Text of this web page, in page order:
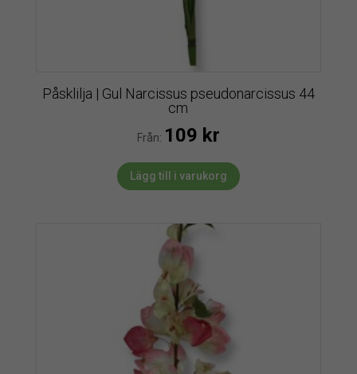
Påsklilja | Gul Narcissus pseudonarcissus 44
cm
Från: 109 kr
Lägg till i varukorg